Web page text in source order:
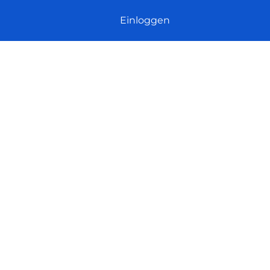
Einloggen